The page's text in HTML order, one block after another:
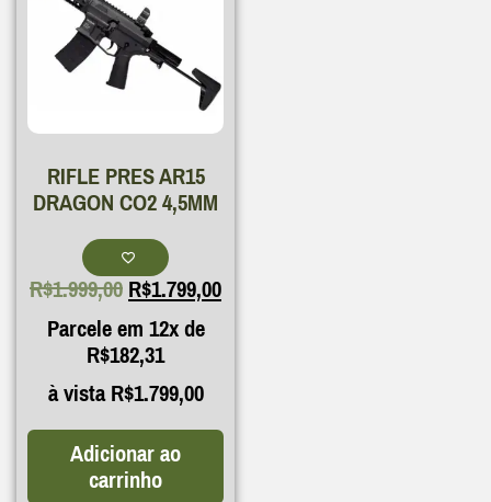
RIFLE PRES AR15
DRAGON CO2 4,5MM
R$1.999,00R$1.799,00
Parcele em 12x de
R$182,31
à vistaR$1.799,00
Adicionar ao
carrinho